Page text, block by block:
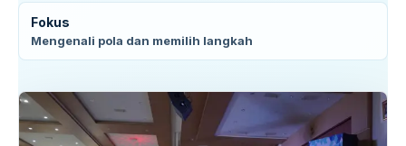
Fokus
Mengenali pola dan memilih langkah